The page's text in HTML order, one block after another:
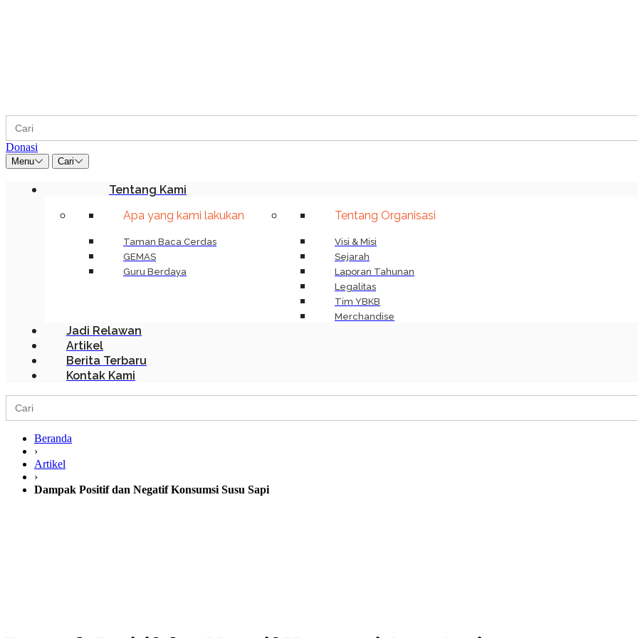
Search
for:
Donasi
Menu Cari
Tentang Kami
Apa yang kami lakukan
Taman Baca Cerdas
GEMAS
Guru Berdaya
Tentang Organisasi
Visi & Misi
Sejarah
Laporan Tahunan
Legalitas
Tim YBKB
Merchandise
Jadi Relawan
Artikel
Berita Terbaru
Kontak Kami
Search
for:
Beranda
›
Artikel
›
Dampak Positif dan Negatif Konsumsi Susu Sapi